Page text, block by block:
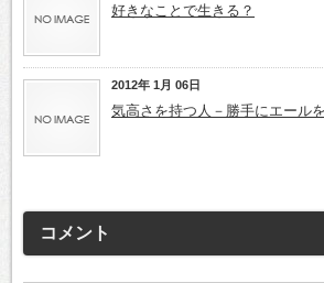
好きなことで生きる？
2012年 1月 06日
気高さを持つ人－勝手にエール
コメント